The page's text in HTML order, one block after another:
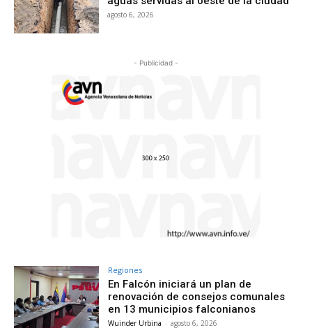
agosto 6, 2026
- Publicidad -
Regiones
En Falcón iniciará un plan de
renovación de consejos comunales
en 13 municipios falconianos
Wuinder Urbina - agosto 6, 2026